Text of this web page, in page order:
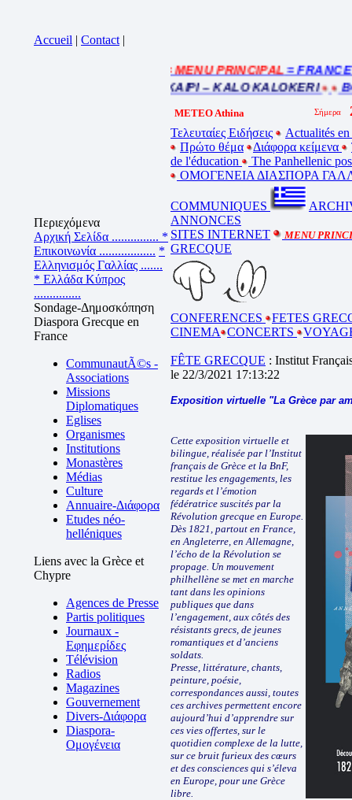
Accueil | Contact |
Περιεχόμενα
Αρχική Σελίδα ............... *
Επικοινωνία .................. *
Ελληνισμός Γαλλίας .......
* Ελλάδα Κύπρος
...............
Sondage-Δημοσκόπηση
Diaspora Grecque en
France
CommunautÃ©s -
Associations
Missions
Diplomatiques
Eglises
Organismes
Institutions
Monastères
Médias
Culture
Annuaire-Διάφορα
Etudes néo-
helléniques
Liens avec la Grèce et
Chypre
Agences de Presse
Partis politiques
Journaux -
Εφημερίδες
Télévision
Radios
Magazines
Gouvernement
Divers-Διάφορα
Diaspora-
Ομογένεια
= MENU PRINCIPAL= FRANCE
BEL ETE – ΚΑΛΟ ΚΑΛΟΚΑΙΡΙ – KALO KALOKERI
METEO Athina
Τελευταίες Ειδήσεις
Actualités
Πρώτο θέμα
Διάφορα κείμενα
de l'éducation
The Panhellenic
ΟΜΟΓΕΝΕΙΑ ΔΙΑΣΠΟΡΑ
COMMUNIQUES
ANNONCES
SITES INTERNET
MENU
GRECQUE
CONFERENCES
FETES
CINEMA CONCERTS
FÊTE GRECQUE : Institut
le 22/3/2021 17:13:22
Exposition virtuelle "La Grèce par
Cette exposition virtuelle et
bilingue, réalisée par l’Institut
français de Grèce et la BnF,
restitue les engagements, les
regards et l’émotion
fédératrice suscités par la
Révolution grecque en Europe.
Dès 1821, partout en France,
en Angleterre, en Allemagne,
l’écho de la Révolution se
propage. Un mouvement
philhellène se met en marche
tant dans les opinions
publiques que dans
l’engagement, aux côtés des
résistants grecs, de jeunes
romantiques et d’anciens
soldats.
Presse, littérature, chants,
peinture, poésie,
correspondances aussi, toutes
ces archives permettent encore
aujourd’hui d’apprendre sur
ces vies offertes, sur le
quotidien complexe de la lutte,
sur ce bruit furieux des cœurs
et des consciences qui s’éleva
en Europe, pour une Grèce
libre.